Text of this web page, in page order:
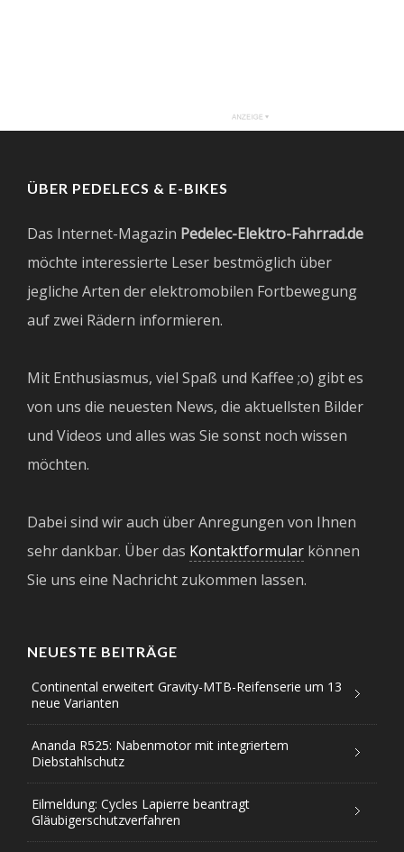
ÜBER PEDELECS & E-BIKES
Das Internet-Magazin Pedelec-Elektro-Fahrrad.de
möchte interessierte Leser bestmöglich über
jegliche Arten der elektromobilen Fortbewegung
auf zwei Rädern informieren.
Mit Enthusiasmus, viel Spaß und Kaffee ;o) gibt es
von uns die neuesten News, die aktuellsten Bilder
und Videos und alles was Sie sonst noch wissen
möchten.
Dabei sind wir auch über Anregungen von Ihnen
sehr dankbar. Über das Kontaktformular können
Sie uns eine Nachricht zukommen lassen.
NEUESTE BEITRÄGE
Continental erweitert Gravity-MTB-Reifenserie um 13
neue Varianten
Ananda R525: Nabenmotor mit integriertem
Diebstahlschutz
Eilmeldung: Cycles Lapierre beantragt
Gläubigerschutzverfahren